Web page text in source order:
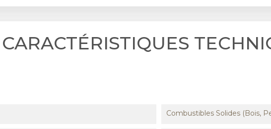
CARACTÉRISTIQUES
Combustibles Solides (Bois,